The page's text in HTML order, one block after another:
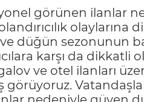
görünen ilanlar
düğün sezonunun
karşı da
ve otel ilanları
görüyoruz.